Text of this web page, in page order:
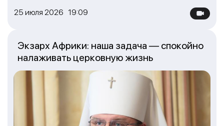
25 июля 2026 19:09
Экзарх Африки: наша задача — спокойно
налаживать церковную жизнь